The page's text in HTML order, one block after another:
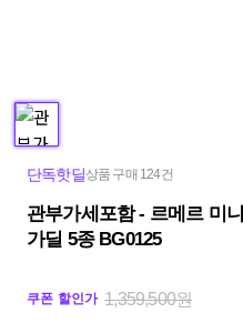
단독핫딜상품 구매 124건
관부가세포함 - 르메르 미
가딜 5종 BG0125
쿠폰 할인가 1,359,500원